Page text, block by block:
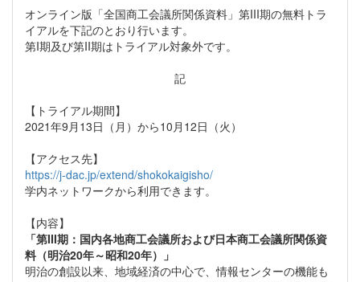
オンライン版「全国商工会議所関係資料」第III期の無料トラ
イアルを下記のとおり行います。
第I期及び第II期はトライアル対象外です。
記
【トライアル期間】
2021年9月13日（月）から10月12日（火）
【アクセス先】
https://j-dac.jp/extend/shokokaigisho/
学内ネットワークから利用できます。
【内容】
「第III期：国内各地商工会議所および日本商工会議所関係資
料（明治20年～昭和20年）」
明治の創設以来、地域経済の中心で、情報センターの機能も